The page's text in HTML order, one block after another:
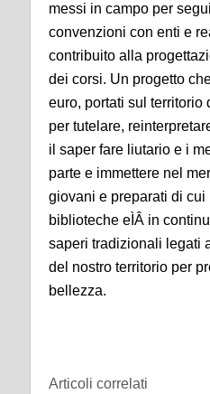
messi in campo per
convenzioni con enti e
contribuito alla
dei corsi. Un progetto
euro, portati sul territorio
per tutelare,
il saper fare liutario e i
parte e immettere nel
giovani e preparati di cui
biblioteche eÌÂ in
saperi tradizionali legati
del nostro territorio per
bellezza.
Articoli correlati